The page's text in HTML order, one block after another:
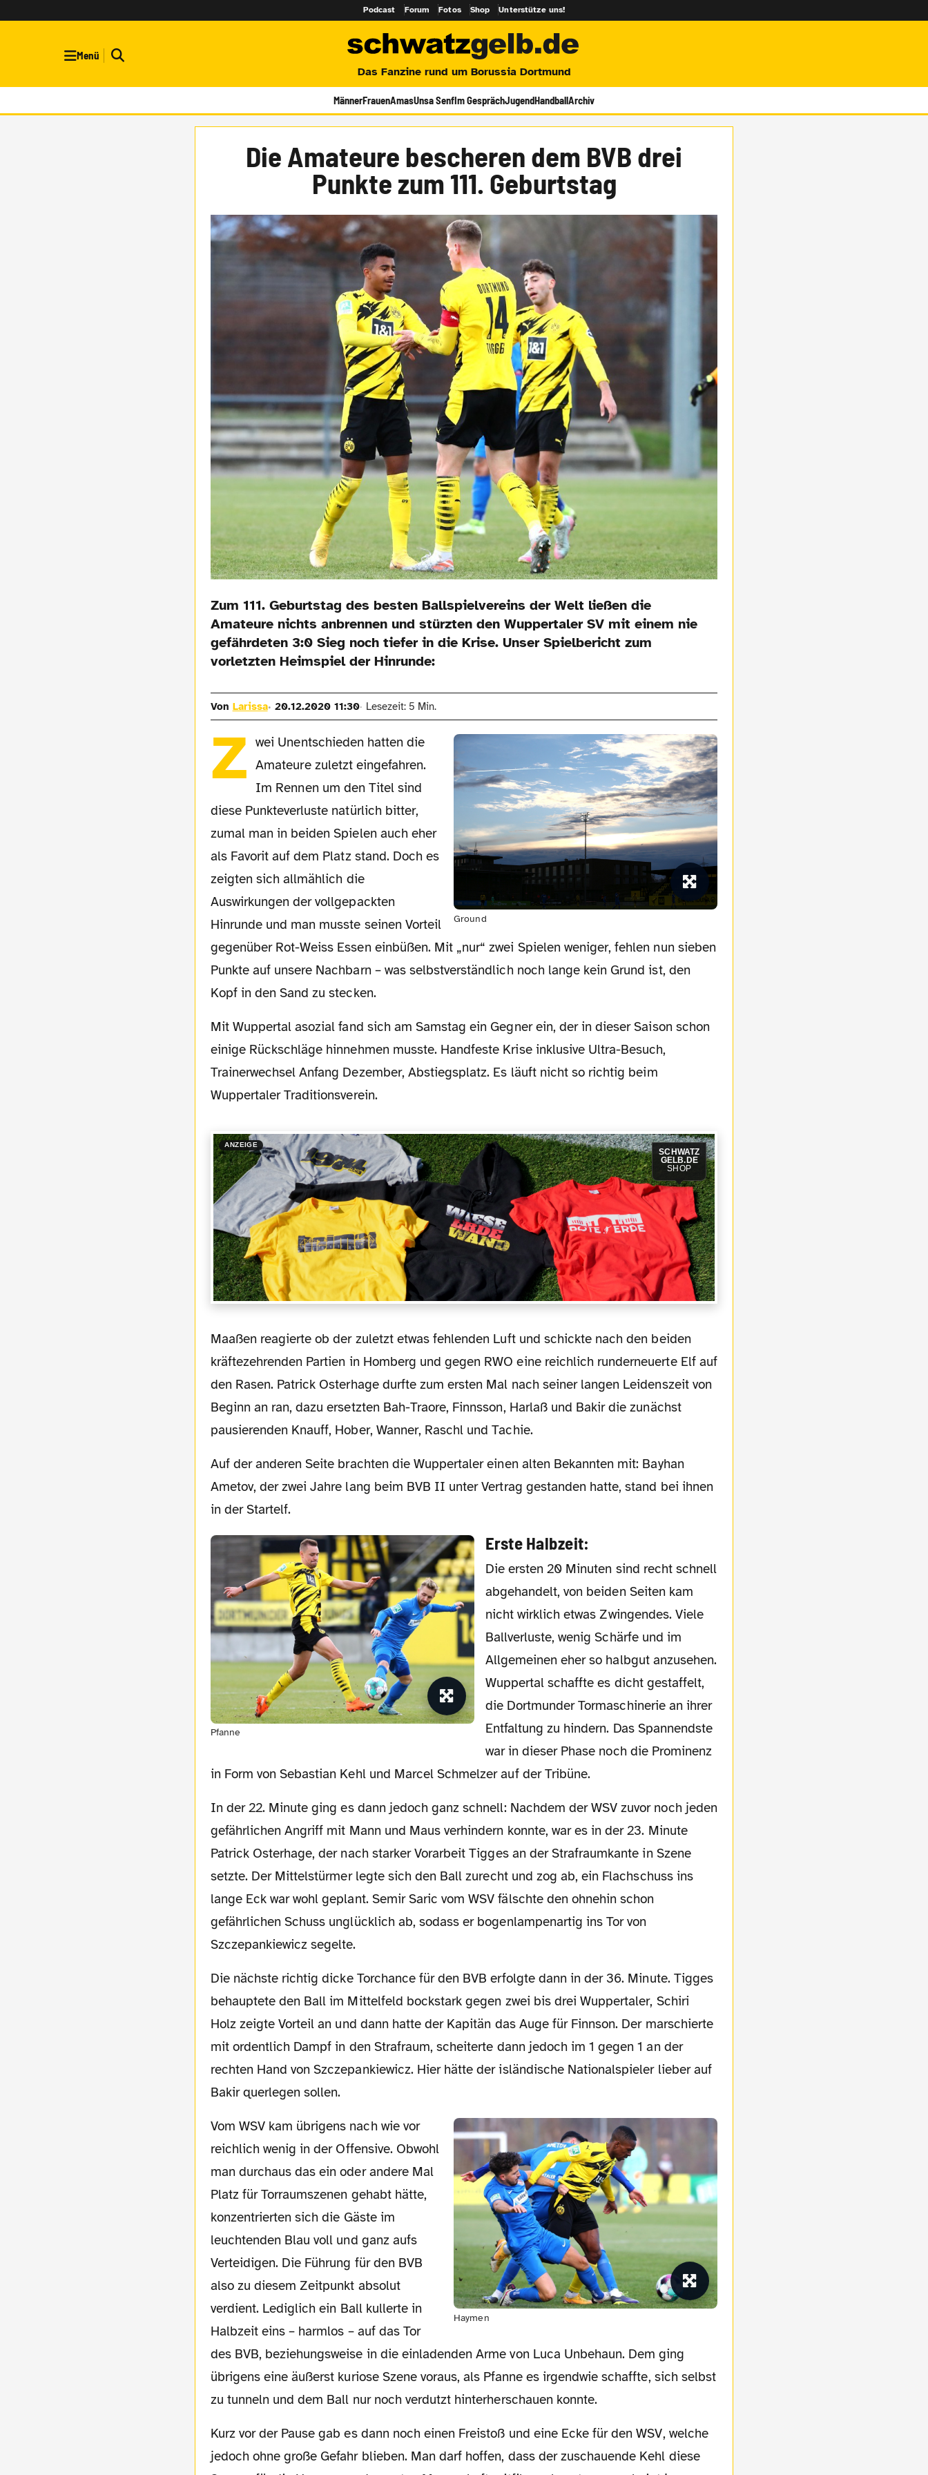
Podcast Forum Fotos Shop Unterstütze uns!
Menü
Das Fanzine rund um Borussia Dortmund
MännerFrauenAmasUnsa SenfIm GesprächJugendHandballArchiv
Die Amateure bescheren dem BVB drei
Punkte zum 111. Geburtstag
Zum 111. Geburtstag des besten Ballspielvereins der Welt ließen die
Amateure nichts anbrennen und stürzten den Wuppertaler SV mit einem nie
gefährdeten 3:0 Sieg noch tiefer in die Krise. Unser Spielbericht zum
vorletzten Heimspiel der Hinrunde:
Von Larissa 20.12.2020 11:30 Lesezeit: 5 Min.
Ground
Z wei Unentschieden hatten die
Amateure zuletzt eingefahren.
Im Rennen um den Titel sind
diese Punkteverluste natürlich bitter,
zumal man in beiden Spielen auch eher
als Favorit auf dem Platz stand. Doch es
zeigten sich allmählich die
Auswirkungen der vollgepackten
Hinrunde und man musste seinen Vorteil
gegenüber Rot-Weiss Essen einbüßen. Mit „nur“ zwei Spielen weniger, fehlen nun sieben
Punkte auf unsere Nachbarn – was selbstverständlich noch lange kein Grund ist, den
Kopf in den Sand zu stecken.
Mit Wuppertal asozial fand sich am Samstag ein Gegner ein, der in dieser Saison schon
einige Rückschläge hinnehmen musste. Handfeste Krise inklusive Ultra-Besuch,
Trainerwechsel Anfang Dezember, Abstiegsplatz. Es läuft nicht so richtig beim
Wuppertaler Traditionsverein.
ANZEIGE
SCHWATZ
GELB.DE
SHOP
Maaßen reagierte ob der zuletzt etwas fehlenden Luft und schickte nach den beiden
kräftezehrenden Partien in Homberg und gegen RWO eine reichlich runderneuerte Elf auf
den Rasen. Patrick Osterhage durfte zum ersten Mal nach seiner langen Leidenszeit von
Beginn an ran, dazu ersetzten Bah-Traore, Finnsson, Harlaß und Bakir die zunächst
pausierenden Knauff, Hober, Wanner, Raschl und Tachie.
Auf der anderen Seite brachten die Wuppertaler einen alten Bekannten mit: Bayhan
Ametov, der zwei Jahre lang beim BVB II unter Vertrag gestanden hatte, stand bei ihnen
in der Startelf.
Pfanne
Erste Halbzeit:
Die ersten 20 Minuten sind recht schnell
abgehandelt, von beiden Seiten kam
nicht wirklich etwas Zwingendes. Viele
Ballverluste, wenig Schärfe und im
Allgemeinen eher so halbgut anzusehen.
Wuppertal schaffte es dicht gestaffelt,
die Dortmunder Tormaschinerie an ihrer
Entfaltung zu hindern. Das Spannendste
war in dieser Phase noch die Prominenz
in Form von Sebastian Kehl und Marcel Schmelzer auf der Tribüne.
In der 22. Minute ging es dann jedoch ganz schnell: Nachdem der WSV zuvor noch jeden
gefährlichen Angriff mit Mann und Maus verhindern konnte, war es in der 23. Minute
Patrick Osterhage, der nach starker Vorarbeit Tigges an der Strafraumkante in Szene
setzte. Der Mittelstürmer legte sich den Ball zurecht und zog ab, ein Flachschuss ins
lange Eck war wohl geplant. Semir Saric vom WSV fälschte den ohnehin schon
gefährlichen Schuss unglücklich ab, sodass er bogenlampenartig ins Tor von
Szczepankiewicz segelte.
Die nächste richtig dicke Torchance für den BVB erfolgte dann in der 36. Minute. Tigges
behauptete den Ball im Mittelfeld bockstark gegen zwei bis drei Wuppertaler, Schiri
Holz zeigte Vorteil an und dann hatte der Kapitän das Auge für Finnson. Der marschierte
mit ordentlich Dampf in den Strafraum, scheiterte dann jedoch im 1 gegen 1 an der
rechten Hand von Szczepankiewicz. Hier hätte der isländische Nationalspieler lieber auf
Bakir querlegen sollen.
Haymen
Vom WSV kam übrigens nach wie vor
reichlich wenig in der Offensive. Obwohl
man durchaus das ein oder andere Mal
Platz für Torraumszenen gehabt hätte,
konzentrierten sich die Gäste im
leuchtenden Blau voll und ganz aufs
Verteidigen. Die Führung für den BVB
also zu diesem Zeitpunkt absolut
verdient. Lediglich ein Ball kullerte in
Halbzeit eins – harmlos – auf das Tor
des BVB, beziehungsweise in die einladenden Arme von Luca Unbehaun. Dem ging
übrigens eine äußerst kuriose Szene voraus, als Pfanne es irgendwie schaffte, sich selbst
zu tunneln und dem Ball nur noch verdutzt hinterherschauen konnte.
Kurz vor der Pause gab es dann noch einen Freistoß und eine Ecke für den WSV, welche
jedoch ohne große Gefahr blieben. Man darf hoffen, dass der zuschauende Kehl diese